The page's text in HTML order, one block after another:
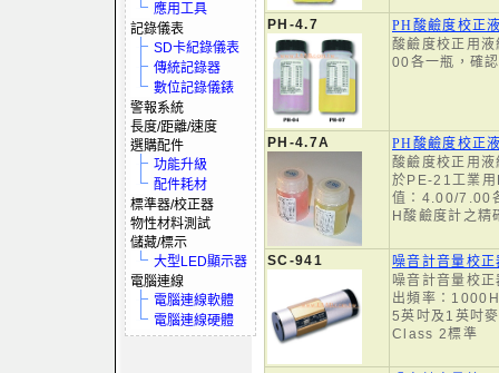
應用工具
記錄儀表
SD卡紀錄儀表
傳統記錄器
數位記錄儀錶
警報系統
長度/距離/速度
選購配件
功能升級
配件耗材
標準器/校正器
物性材料測試
儲藏/標示
大型LED顯示器
電腦連線
電腦連線軟體
電腦連線硬體
PH-4.7
PH酸鹼度校正
酸鹼度校正用
00各一瓶，確
PH-4.7A
PH酸鹼度校正
酸鹼度校正用
於PE-21工業
值：4.00/7.00
H酸鹼度計之精
SC-941
噪音計音量校正
噪音計音量校
出頻率：
5英吋及1英吋
Class 2標準